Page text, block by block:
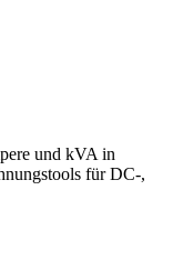
und kVA in
für DC-,